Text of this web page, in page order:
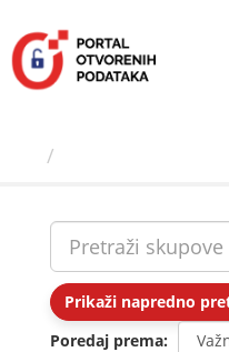
sadržaj
Prikaži napredno
Poredaj prema